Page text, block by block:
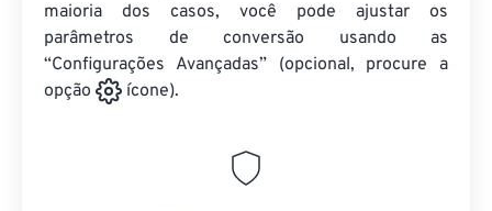
maioria dos casos, você pode ajustar os
parâmetros de conversão usando as
“Configurações Avançadas” (opcional, procure a
opção
ícone).